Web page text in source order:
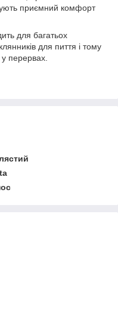
приємний комфорт
для багатьох
для пиття і тому
перервах.